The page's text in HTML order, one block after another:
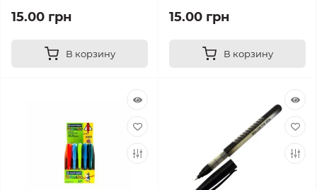
15.00 грн
В корзину
15.00 грн
В корзину